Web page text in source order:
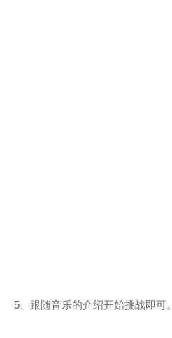
5、跟随音乐的介绍开始挑战即可。